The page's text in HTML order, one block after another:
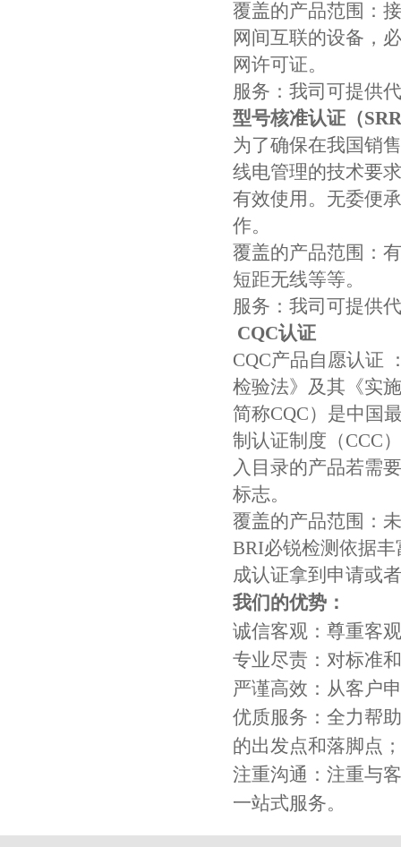
覆盖的产品范围：
网间互联的设备，
网许可证。
服务：我司可提供
型号核准认证（
为了确保在我国销
线电管理的技术要
有效使用。无委便
作。
覆盖的产品范围：
短距无线等等。
服务：我司可提供
CQC认证
CQC产品自愿认证
检验法》及其《实
简称CQC）是中国
制认证制度（CCC
入目录的产品若需
标志。
覆盖的产品范围：
BRI必锐检测依据
成认证拿到申请或
我们的优势：
诚信客观：尊重客
专业尽责：对标准
严谨高效：从客户
优质服务：全力帮
的出发点和落脚点；
注重沟通：注重与
一站式服务。